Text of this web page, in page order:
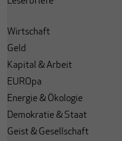
Wirtschaft
Geld
Kapital & Arbeit
EUROpa
Energie & Ökologie
Demokratie & Staat
Geist & Gesellschaft